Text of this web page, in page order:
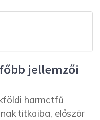
jellemzői
harmatfű
titkaiba, először